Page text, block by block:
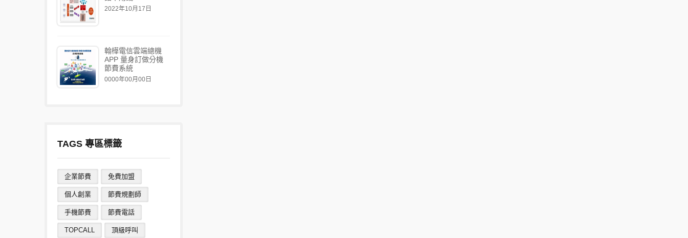
2022年10月17日
翰樺電信雲端總機
APP 量身訂做分機
節費系統
0000年00月00日
TAGS 專區標籤
企業節費 免費加盟
個人創業 節費規劃師
手機節費 節費電話
TOPCALL 頂級呼叫